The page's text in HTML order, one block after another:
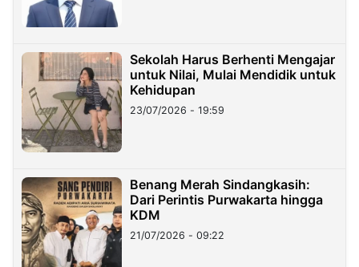
Sekolah Harus Berhenti Mengajar
untuk Nilai, Mulai Mendidik untuk
Kehidupan
23/07/2026 - 19:59
Benang Merah Sindangkasih:
Dari Perintis Purwakarta hingga
KDM
21/07/2026 - 09:22